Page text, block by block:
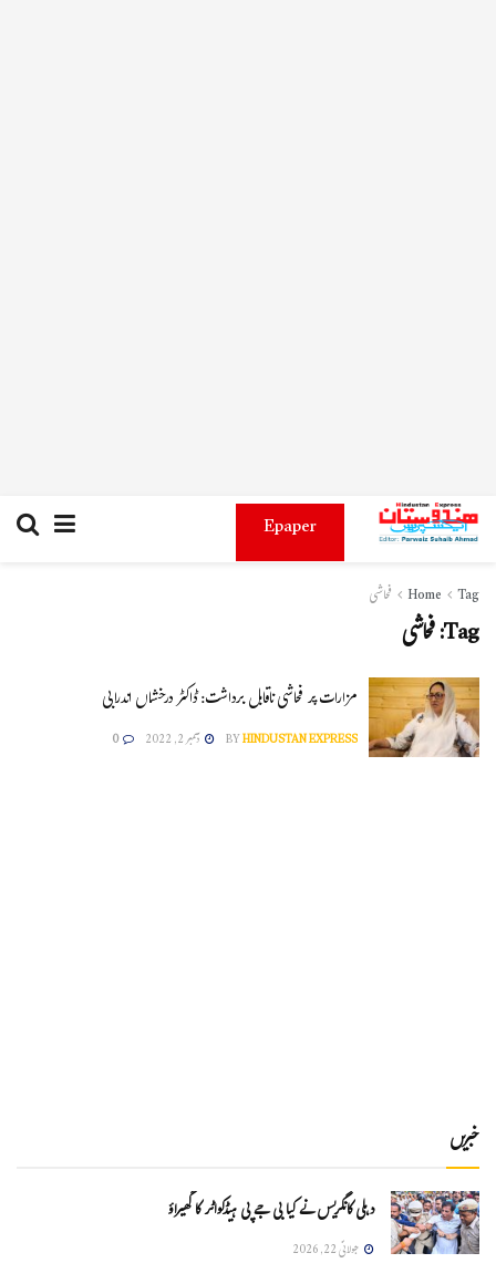
Epaper
Home Tag فحاشی
Tag:فحاشی
مزارات پر فحاشی ناقابل برداشت: ڈاکٹر درخشاں اندرابی
BYHINDUSTAN EXPRESS دسمبر 2, 2022 0
خبریں
دہلی کانگریس نے کیا بی جے پی ہیڈکواٹر کا گھیراؤ
جولائی 22, 2026